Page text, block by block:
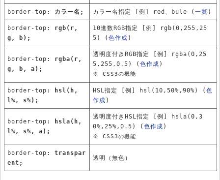
border-top: カラー名; カラー名指定 [例] red、bule ( 一覧 )
border-top: rgb(r,
g, b);
10進数RGB指定 [例] rgb(0,255,25
5) ( 色作成 )
border-top: rgba(r,
g, b, a);
透明度付きRGB指定 [例] rgba(0,25
5,255,0.5) ( 色作成 )
※ CSS3の機能
border-top:
hsl(h,
l%, s%);
HSL指定 [例] hsl(10,50%,90%) ( 色
作成 )
border-top:
hsla(h,
l%, s%, a);
透明度付きHSL指定 [例] hsla(0,3
0%,25%,0.5) ( 色作成 )
※ CSS3の機能
border-top: transpar
ent;
透明（無色）